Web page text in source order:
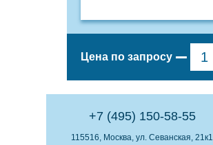
Цена по запросу
+7 (495) 150-58-55
115516, Москва, ул. Севанская, 21к1